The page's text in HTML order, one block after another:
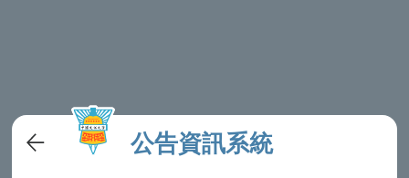
公告資訊系統